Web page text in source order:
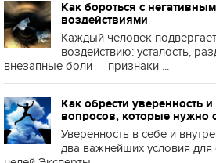
Как бороться с
воздействиями
Каждый человек
воздействию: усталость,
внезапные боли — признаки ...
Как обрести уверенность
вопросов, которые нужно
Уверенность в себе и
два важнейших условия для